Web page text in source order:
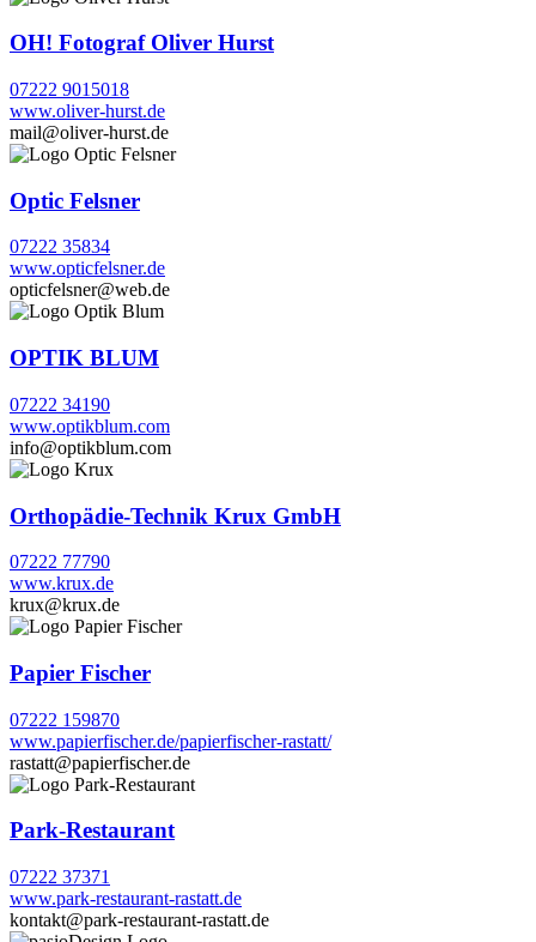
OH! Fotograf Oliver Hurst
07222 9015018
www.oliver-hurst.de
mail@oliver-hurst.de
Optic Felsner
07222 35834
www.opticfelsner.de
opticfelsner@web.de
OPTIK BLUM
07222 34190
www.optikblum.com
info@optikblum.com
Orthopädie-Technik Krux GmbH
07222 77790
www.krux.de
krux@krux.de
Papier Fischer
07222 159870
www.papierfischer.de/papierfischer-rastatt/
rastatt@papierfischer.de
Park-Restaurant
07222 37371
www.park-restaurant-rastatt.de
kontakt@park-restaurant-rastatt.de